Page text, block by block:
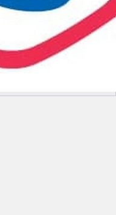
Пожалуйста,
администратора
с WordPress.